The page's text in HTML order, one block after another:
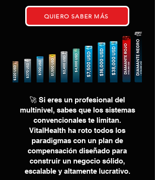
QUIERO SABER MÁS
🚀 Si eres un profesional del
multinivel, sabes que los sistemas
convencionales te limitan.
VitalHealth ha roto todos los
paradigmas con un plan de
compensación diseñado para
construir un negocio sólido,
escalable y altamente lucrativo.